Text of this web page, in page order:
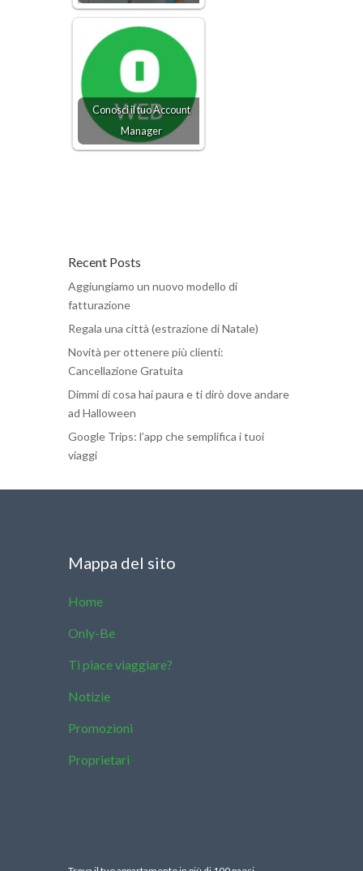
Conosci il tuo Account
Manager
Recent Posts
Aggiungiamo un nuovo modello di
fatturazione
Regala una città (estrazione di Natale)
Novità per ottenere più clienti:
Cancellazione Gratuita
Dimmi di cosa hai paura e ti dirò dove andare
ad Halloween
Google Trips: l’app che semplifica i tuoi
viaggi
Mappa del sito
Home
Only-Be
Ti piace viaggiare?
Notizie
Promozioni
Proprietari